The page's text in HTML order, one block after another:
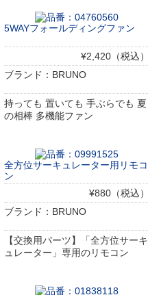
5WAYフォールディングファン
¥2,420（税込）
ブランド：BRUNO
持っても 置いても 手ぶらでも 夏
の相棒 多機能ファン
全方位サーキュレーター用リモコ
ン
¥880（税込）
ブランド：BRUNO
【交換用パーツ】「全方位サーキ
ュレーター」専用のリモコン